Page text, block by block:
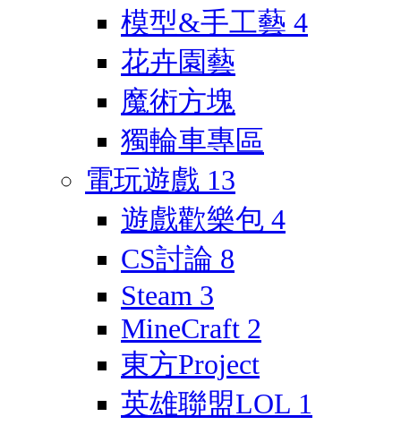
模型&手工藝 4
花卉園藝
魔術方塊
獨輪車專區
電玩遊戲 13
遊戲歡樂包 4
CS討論 8
Steam 3
MineCraft 2
東方Project
英雄聯盟LOL 1